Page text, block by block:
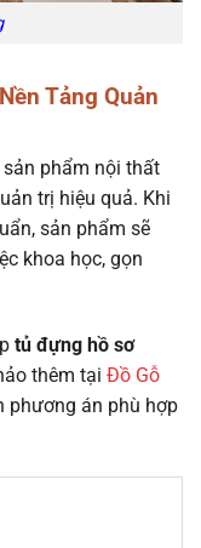
Tảng Quản
phẩm nội thất
trị hiệu quả. Khi
sản phẩm sẽ
khoa học, gọn
tủ đựng hồ sơ
thêm tại Đồ Gỗ
phương án phù hợp